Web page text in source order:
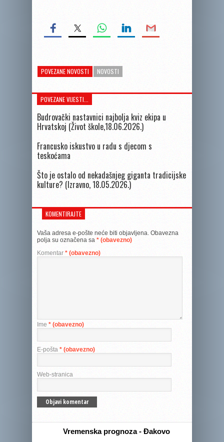
POVEZANE NOVOSTI NOVOSTI
POVEZANE VIJESTI...
Budrovački nastavnici najbolja kviz ekipa u
Hrvatskoj (Život škole,18.06.2026.)
Francusko iskustvo u radu s djecom s
teskoćama
Što je ostalo od nekadašnjeg giganta tradicijske
kulture? (Izravno, 18.05.2026.)
KOMENTIRAJTE
Vaša adresa e-pošte neće biti objavljena. Obavezna
polja su označena sa * (obavezno)
Komentar * (obavezno)
Ime * (obavezno)
E-pošta * (obavezno)
Web-stranica
Vremenska prognoza - Đakovo